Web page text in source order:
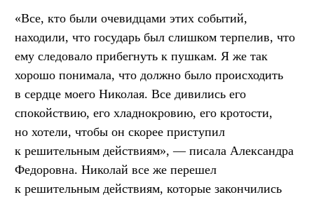
«Все, кто были очевидцами этих событий,
находили, что государь был слишком терпелив, что
ему следовало прибегнуть к пушкам. Я же так
хорошо понимала, что должно было происходить
в сердце моего Николая. Все дивились его
спокойствию, его хладнокровию, его кротости,
но хотели, чтобы он скорее приступил
к решительным действиям», — писала Александра
Федоровна. Николай все же перешел
к решительным действиям, которые закончились